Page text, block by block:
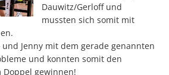
Dauwitz/Gerloff und
mussten sich somit mit
Jenny mit dem gerade genannten
und konnten somit den
gewinnen!